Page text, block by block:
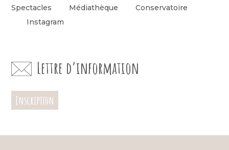
Spectacles Médiathèque
Conservatoire
Instagram
Lettre d’information
Inscription